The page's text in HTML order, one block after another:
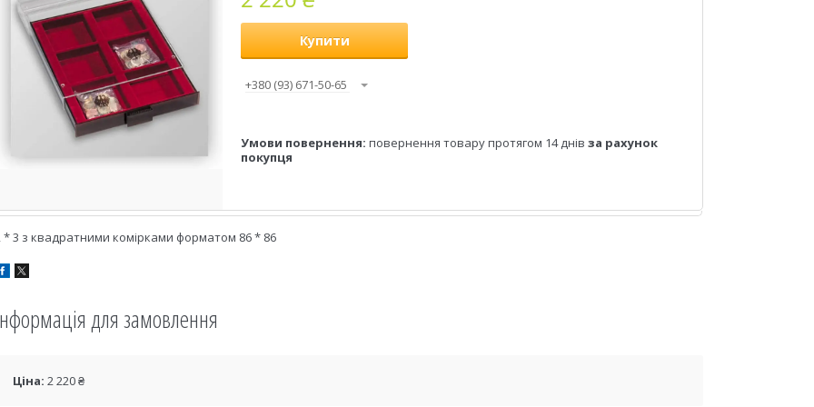
Купити
+380 (93) 671-50-65
повернення товару протягом 14 днів за рахунок
покупця
* 3 з квадратними комірками форматом 86 * 86
для замовлення
Ціна: 2 220 ₴